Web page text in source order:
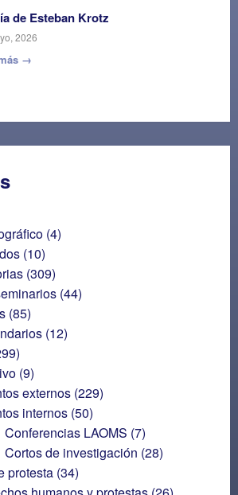
de Esteban Krotz
2026
→
(4)
(10)
(309)
(44)
(85)
(12)
(9)
externos (229)
internos (50)
Conferencias LAOMS (7)
Cortos de investigación (28)
protesta (34)